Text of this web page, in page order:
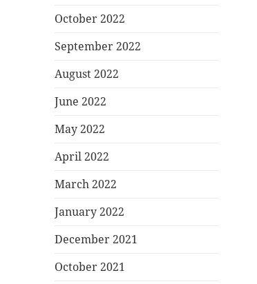
October 2022
September 2022
August 2022
June 2022
May 2022
April 2022
March 2022
January 2022
December 2021
October 2021